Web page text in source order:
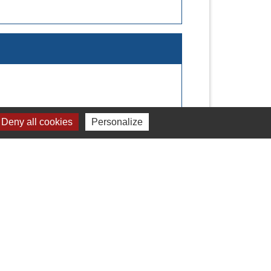
Deny all cookies Personalize